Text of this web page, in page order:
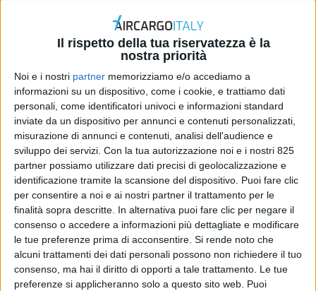
Il rispetto della tua riservatezza è la
nostra priorità
Noi e i nostri partner memorizziamo e/o accediamo a
informazioni su un dispositivo, come i cookie, e trattiamo dati
personali, come identificatori univoci e informazioni standard
inviate da un dispositivo per annunci e contenuti personalizzati,
misurazione di annunci e contenuti, analisi dell'audience e
sviluppo dei servizi. Con la tua autorizzazione noi e i nostri 825
partner possiamo utilizzare dati precisi di geolocalizzazione e
identificazione tramite la scansione del dispositivo. Puoi fare clic
per consentire a noi e ai nostri partner il trattamento per le
finalità sopra descritte. In alternativa puoi fare clic per negare il
consenso o accedere a informazioni più dettagliate e modificare
le tue preferenze prima di acconsentire. Si rende noto che
alcuni trattamenti dei dati personali possono non richiedere il tuo
consenso, ma hai il diritto di opporti a tale trattamento. Le tue
preferenze si applicheranno solo a questo sito web. Puoi
Dronamics si allea con Qatar
Airways Cargo
ESTERO 29 NOVEMBRE 2023